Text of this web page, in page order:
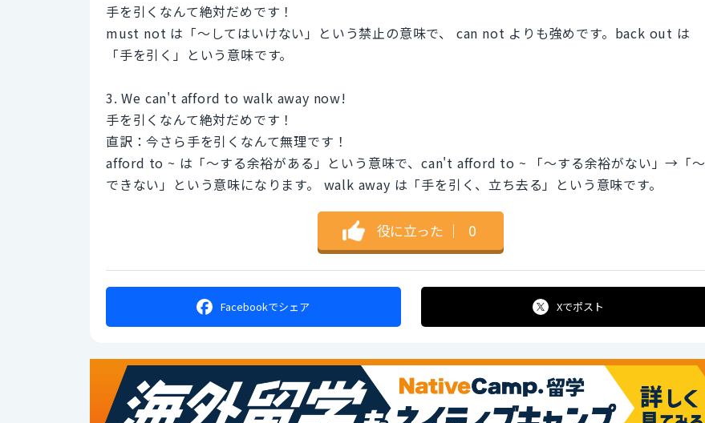
手を引くなんて絶対だめです！
must not は「〜してはいけない」という禁止の意味で、 can not よりも強めです。back out は
「手を引く」という意味です。
3. We can't afford to walk away now!
手を引くなんて絶対だめです！
直訳：今さら手を引くなんて無理です！
afford to ~ は「〜する余裕がある」という意味で、can't afford to ~ 「〜する余裕がない」→「〜
できない」という意味になります。 walk away は「手を引く、立ち去る」という意味です。
役に立った ｜ 0
Facebookでシェア Xでポスト